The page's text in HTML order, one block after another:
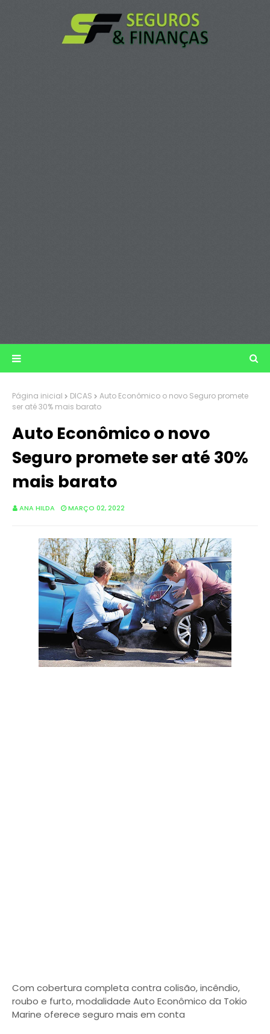
Página inicial DICAS
Auto Econômico o novo Seguro promete
ser até 30% mais barato
Auto Econômico o novo
Seguro promete ser até 30%
mais barato
ANA HILDA MARÇO 02, 2022
Com cobertura completa contra colisão, incêndio,
roubo e furto, modalidade Auto Econômico da Tokio
Marine oferece seguro mais em conta